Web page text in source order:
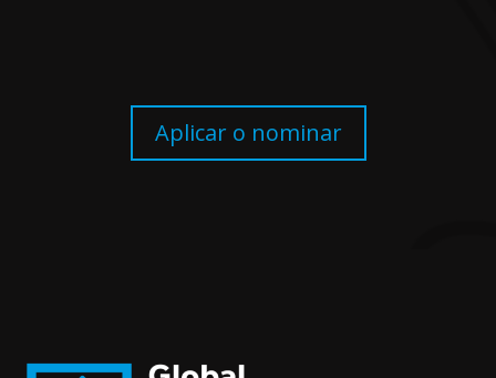
Aplicar o nominar